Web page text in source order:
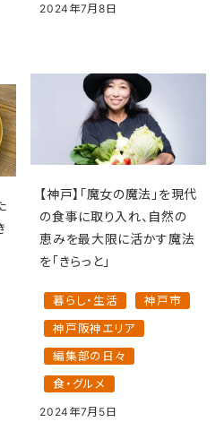
2024年7月8日
【神戸】「魔女の魔法」を現代
の食事に取り入れ、自然の
恵みを最大限に活かす魔法
を「きらっと」
暮らし・生活 神戸市
神戸阪神エリア
編集部の日々
食・グルメ
2024年7月5日